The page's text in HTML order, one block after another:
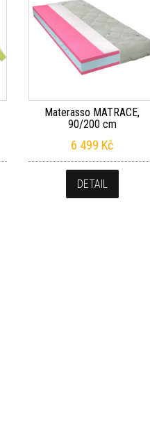
Materasso MATRACE,
90/200 cm
6 499 Kč
DETAIL